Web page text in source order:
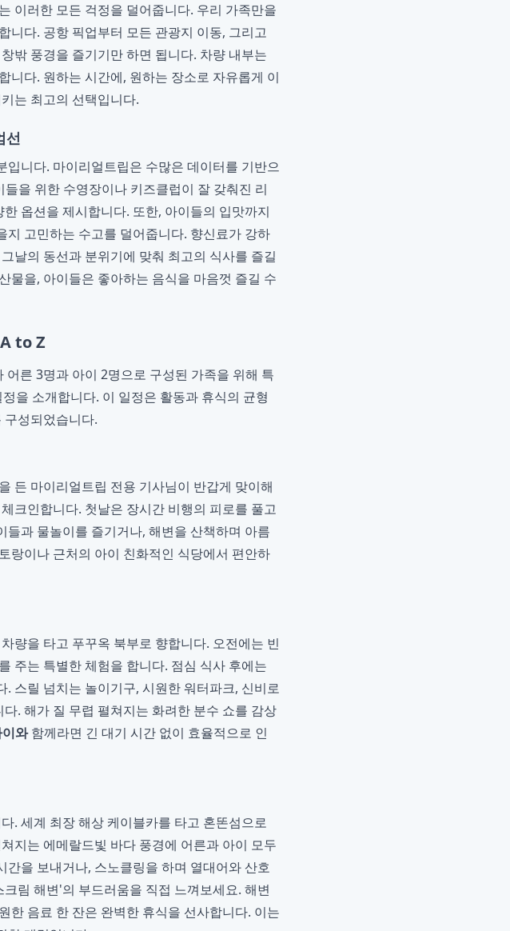
는 이러한 모든 걱정을 덜어줍니다. 우리 가족만을
니다. 공항 픽업부터 모든 관광지 이동, 그리고
밖 풍경을 즐기기만 하면 됩니다. 차량 내부는
니다. 원하는 시간에, 원하는 장소로 자유롭게 이
는 최고의 선택입니다.
선
니다. 마이리얼트립은 수많은 데이터를 기반으
을 위한 수영장이나 키즈클럽이 잘 갖춰진 리
옵션을 제시합니다. 또한, 아이들의 입맛까지
고민하는 수고를 덜어줍니다. 향신료가 강하
날의 동선과 분위기에 맞춰 최고의 식사를 즐길
물을, 아이들은 좋아하는 음식을 마음껏 즐길 수
to Z
른 3명과 아이 2명으로 구성된 가족을 위해 특
을 소개합니다. 이 일정은 활동과 휴식의 균형
성되었습니다.
든 마이리얼트립 전용 기사님이 반갑게 맞이해
크인합니다. 첫날은 장시간 비행의 피로를 풀고
과 물놀이를 즐기거나, 해변을 산책하며 아름
랑이나 근처의 아이 친화적인 식당에서 편안하
량을 타고 푸꾸옥 북부로 향합니다. 오전에는 빈
주는 특별한 체험을 합니다. 점심 식사 후에는
스릴 넘치는 놀이기구, 시원한 워터파크, 신비로
. 해가 질 무렵 펼쳐지는 화려한 분수 쇼를 감상
와함께라면 긴 대기 시간 없이 효율적으로 인
. 세계 최장 해상 케이블카를 타고 혼똔섬으로
지는 에메랄드빛 바다 풍경에 어른과 아이 모두
을 보내거나, 스노클링을 하며 열대어와 산호
림 해변'의 부드러움을 직접 느껴보세요. 해변
한 음료 한 잔은 완벽한 휴식을 선사합니다. 이는